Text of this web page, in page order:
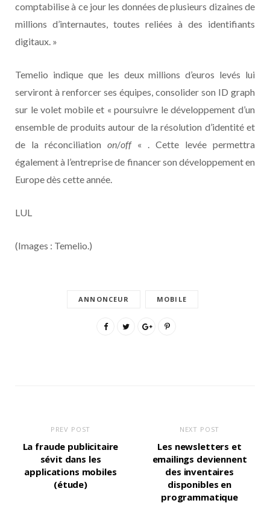
comptabilise à ce jour les données de plusieurs dizaines de
millions d’internautes, toutes reliées à des identifiants
digitaux. »
Temelio indique que les deux millions d’euros levés lui
serviront à renforcer ses équipes, consolider son ID graph
sur le volet mobile et « poursuivre le développement d’un
ensemble de produits autour de la résolution d’identité et
de la réconciliation on/off« . Cette levée permettra
également à l’entreprise de financer son développement en
Europe dès cette année.
LUL
(Images : Temelio.)
ANNONCEUR MOBILE
PREV POST
La fraude publicitaire
sévit dans les
applications mobiles
(étude)
NEXT POST
Les newsletters et
emailings deviennent
des inventaires
disponibles en
programmatique